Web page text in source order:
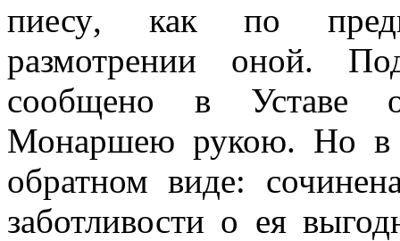
пиесу, как по
размотрении оной.
сообщено в Уставе
Монаршею рукою. Но в
обратном виде:
заботливости о ея